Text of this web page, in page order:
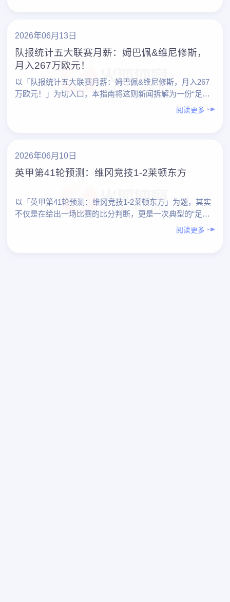
2026年06月13日
队报统计五大联赛月薪：姆巴佩&维尼修斯，
月入267万欧元！
以「队报统计五大联赛月薪：姆巴佩&维尼修斯，月入267
万欧元！」为切入口，本指南将这则新闻拆解为一份“足球
爱好者专业观赛指南”，帮助你更系统地理解：高薪是怎样
阅读更多
2026年06月10日
英甲第41轮预测：维冈竞技1-2莱顿东方
以「英甲第41轮预测：维冈竞技1-2莱顿东方」为题，其实
不仅是在给出一场比赛的比分判断，更是一次典型的“足球
爱好者如何做专业化预测”的实践范本。下面先对本场预测
阅读更多